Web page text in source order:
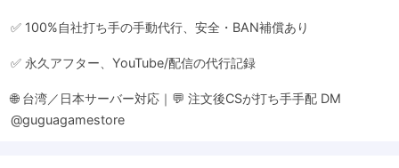
✅ 100%自社打ち手の手動代行、安全・BAN補償あり
✅ 永久アフター、YouTube/配信の代行記録
🌐 台湾／日本サーバー対応｜💬 注文後CSが打ち手手配 DM
@guguagamestore